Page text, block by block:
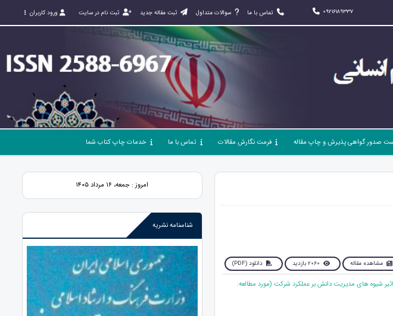
09216189337 تماس با ما سوالات متداول ثبت مقاله جدید ثبت نام در سایت ورود کاربران
صدور گواهی پذیرش و چاپ مقاله فرمت نگارش مقالات تماس با ما خدمات چاپ کتاب شما
مشاهده مقاله 2060 بازدید دانلود (PDF)
شیوه های مدیریت دانش بر عملکرد شرکت (مورد مطالعه:
امروز : جمعه، ۱۶ مرداد ۱۴۰۵
شناسنامه نشریه